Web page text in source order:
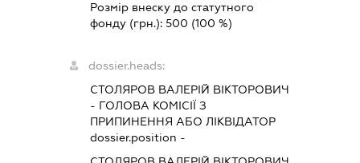
Розмір внеску до статутного
фонду (грн.):500 (100 %)
dossier.heads:
СТОЛЯРОВ ВАЛЕРІЙ ВІКТОРОВИЧ
- ГОЛОВА КОМІСІЇ З
ПРИПИНЕННЯ АБО ЛІКВІДАТОР
dossier.position -